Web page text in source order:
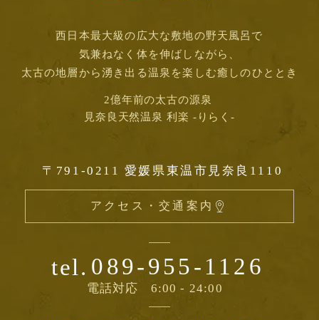
西日本最大級の広大な敷地の野天風呂で
気兼ねなく体を伸ばしながら、
太古の地層から湧き出る温泉を楽しむ癒しのひととき
2億年前の太古の源泉
見奈良天然温泉 利楽 -りらく-
〒791-0211 愛媛県東温市見奈良1110
アクセス・交通案内
tel. 089-955-1126
電話対応 6:00 - 24:00